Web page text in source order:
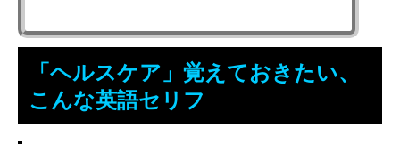
「ヘルスケア」覚えておきたい、
こんな英語セリフ